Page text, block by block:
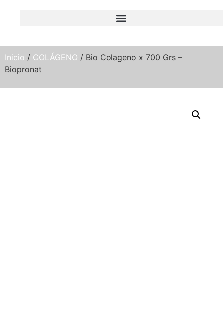
Inicio / COLÁGENO / Bio Colageno x 700 Grs –
Biopronat